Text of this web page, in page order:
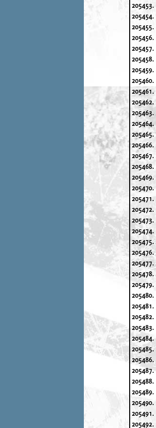
205453.
205454.
205455.
205456.
205457.
205458.
205459.
205460.
205461.
205462.
205463.
205464.
205465.
205466.
205467.
205468.
205469.
205470.
205471.
205472.
205473.
205474.
205475.
205476.
205477.
205478.
205479.
205480.
205481.
205482.
205483.
205484.
205485.
205486.
205487.
205488.
205489.
205490.
205491.
205492.